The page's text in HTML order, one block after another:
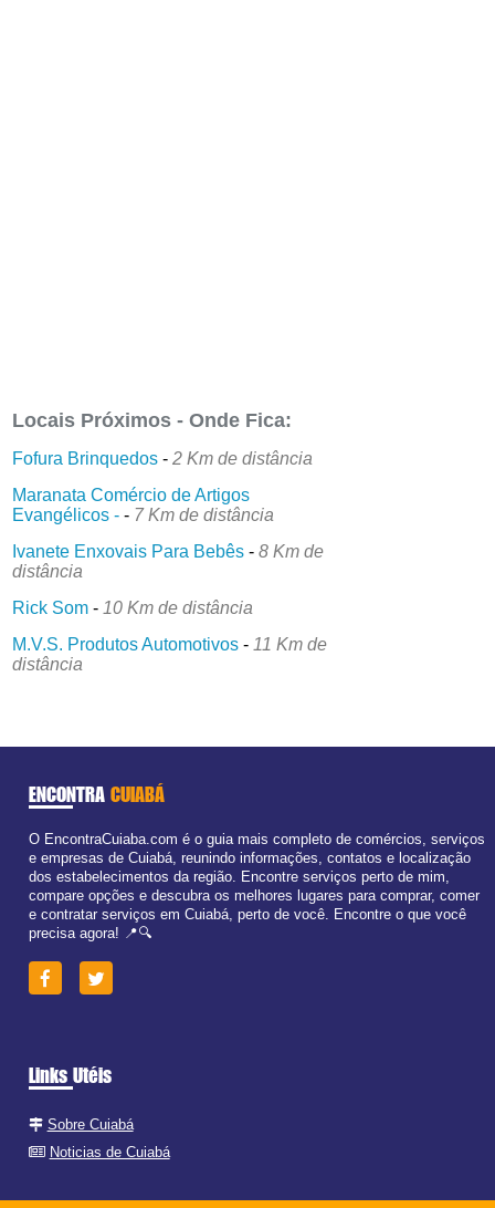
Locais Próximos - Onde Fica:
Fofura Brinquedos -2 Km de distância
Maranata Comércio de Artigos
Evangélicos - - 7 Km de distância
Ivanete Enxovais Para Bebês -8 Km de
distância
Rick Som - 10 Km de distância
M.V.S. Produtos Automotivos - 11 Km de
distância
ENCONTRA CUIABÁ
O EncontraCuiaba.com é o guia mais completo de comércios, serviços
e empresas de Cuiabá, reunindo informações, contatos e localização
dos estabelecimentos da região. Encontre serviços perto de mim,
compare opções e descubra os melhores lugares para comprar, comer
e contratar serviços em Cuiabá, perto de você. Encontre o que você
precisa agora! 📍🔍
Links Utéis
Sobre Cuiabá
Noticias de Cuiabá